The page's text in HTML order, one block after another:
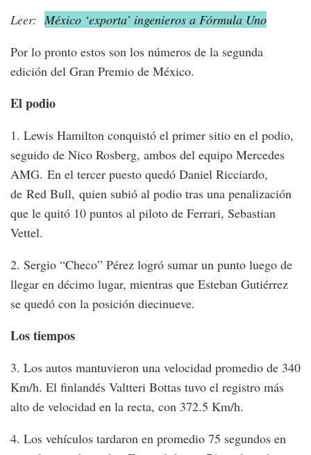
Leer: México ‘exporta’ ingenieros a Fórmula Uno
Por lo pronto estos son los números de la segunda
edición del Gran Premio de México.
El podio
1. Lewis Hamilton conquistó el primer sitio en el podio,
seguido de Nico Rosberg, ambos del equipo Mercedes
AMG. En el tercer puesto quedó Daniel Ricciardo,
de Red Bull, quien subió al podio tras una penalización
que le quitó 10 puntos al piloto de Ferrari, Sebastian
Vettel.
2. Sergio “Checo” Pérez logró sumar un punto luego de
llegar en décimo lugar, mientras que Esteban Gutiérrez
se quedó con la posición diecinueve.
Los tiempos
3. Los autos mantuvieron una velocidad promedio de 340
Km/h. El finlandés Valtteri Bottas tuvo el registro más
alto de velocidad en la recta, con 372.5 Km/h.
4. Los vehículos tardaron en promedio 75 segundos en